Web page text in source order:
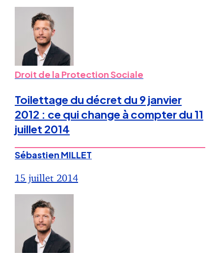
Droit de la Protection Sociale
Toilettage du décret du 9 janvier
2012 : ce qui change à compter du 11
juillet 2014
Sébastien MILLET
15 juillet 2014